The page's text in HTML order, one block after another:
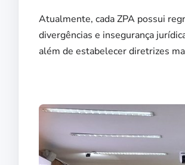
Atualmente, cada ZPA possui
divergências e insegurança
além de estabelecer diretrizes